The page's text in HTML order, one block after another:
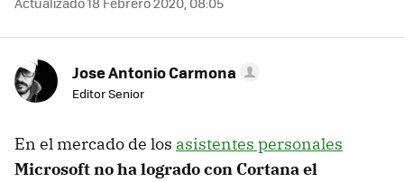
Jose Antonio Carmona
Editor Senior
En el mercado de los asistentes personales
Microsoft no ha logrado con Cortana el